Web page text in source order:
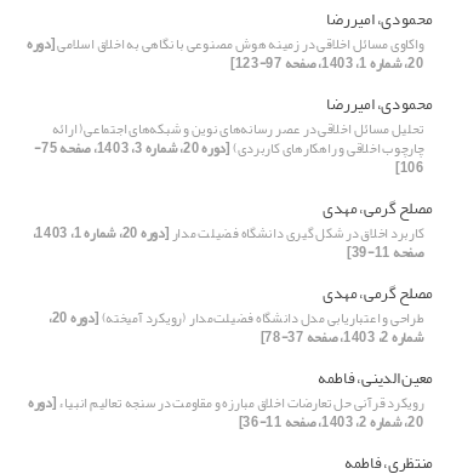
محمودی، امیررضا
واکاوی مسائل اخلاقی در زمینه هوش مصنوعی با نگاهی به اخلاق اسلامی[دوره
20، شماره 1، 1403، صفحه 97-123]
محمودی، امیررضا
تحلیل مسائل اخلاقی در عصر رسانه‌های نوین و شبکه‌های اجتماعی( ارائه
چارچوب اخلاقی و راهکارهای کاربردی) [دوره 20، شماره 3، 1403، صفحه 75-
106]
مصلح گرمی، مهدی
کاربرد اخلاق در شکل گیری دانشگاه فضیلت مدار [دوره 20، شماره 1، 1403،
صفحه 11-39]
مصلح گرمی، مهدی
طراحی و اعتباریابی مدل دانشگاه‌ فضیلت‌مدار (رویکرد آمیخته) [دوره 20،
شماره 2، 1403، صفحه 37-78]
معین الدینی، فاطمه
رویکرد قرآنی حل تعارضات اخلاق مبارزه و مقاومت در سنجه تعالیم انبیاء[دوره
20، شماره 2، 1403، صفحه 11-36]
منتظری، فاطمه